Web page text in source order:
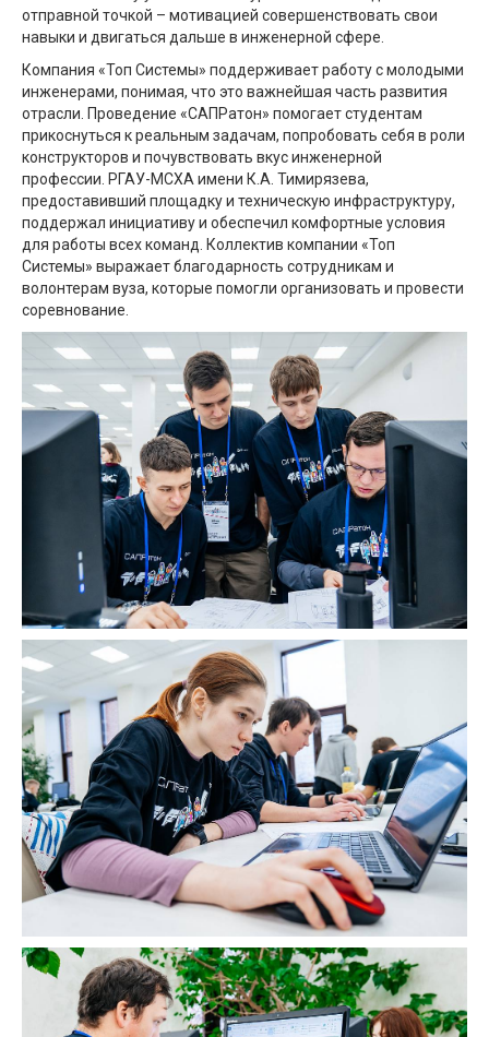
отправной точкой – мотивацией совершенствовать свои
навыки и двигаться дальше в инженерной сфере.
Компания «Топ Системы» поддерживает работу с молодыми
инженерами, понимая, что это важнейшая часть развития
отрасли. Проведение «САПРатон» помогает студентам
прикоснуться к реальным задачам, попробовать себя в роли
конструкторов и почувствовать вкус инженерной
профессии. РГАУ-МСХА имени К.А. Тимирязева,
предоставивший площадку и техническую инфраструктуру,
поддержал инициативу и обеспечил комфортные условия
для работы всех команд. Коллектив компании «Топ
Системы» выражает благодарность сотрудникам и
волонтерам вуза, которые помогли организовать и провести
соревнование.